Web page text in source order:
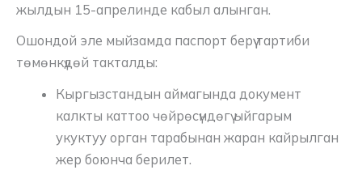
жылдын 15-апрелинде кабыл алынган.
Ошондой эле мыйзамда паспорт берүү тартиби
төмөнкүдөй такталды:
Кыргызстандын аймагында документ
калкты каттоо чөйрөсүндөгү ыйгарым
укуктуу орган тарабынан жаран кайрылган
жер боюнча берилет.